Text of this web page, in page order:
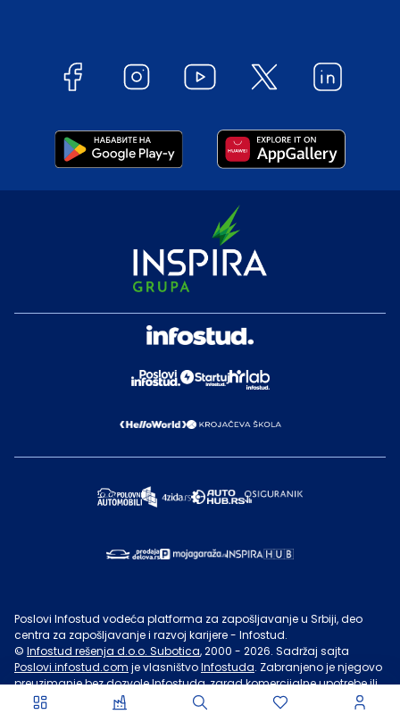
Poslovi Infostud vodeća platforma za zapošljavanje u Srbiji, deo
centra za zapošljavanje i razvoj karijere - Infostud.
© Infostud rešenja d.o.o. Subotica, 2000 - 2026. Sadržaj sajta
Poslovi.infostud.com je vlasništvoInfostuda. Zabranjeno je njegovo
preuzimanje bez dozvoleInfostuda, zarad komercijalne upotrebe ili
u druge svrhe, osim za lične potrebe posetilaca sajta.